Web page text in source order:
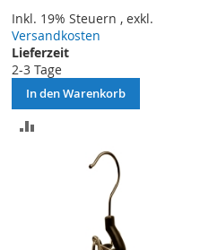
Inkl. 19% Steuern ,exkl.
Versandkosten
Lieferzeit
2-3 Tage
In den Warenkorb
VERGLEICHSLISTE
HINZUFÜGEN